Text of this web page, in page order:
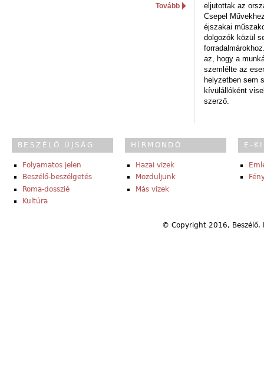
Tovább
eljutottak az
Csepel
éjszakai
dolgozók közül
az, hogy a
szemlélte az
helyzetben sem
kívülállóként
szerző.
BESZÉLŐ ÚJSÁG
Folyamatos jelen
Beszélő-beszélgetés
Roma-dosszié
Kultúra
HÍRMONDÓ
Hazai vizek
Mozduljunk
Más vizek
E-
© Copyright 2016,